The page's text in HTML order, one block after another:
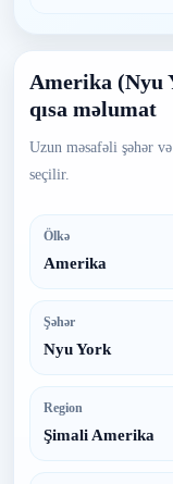
Amerika (Nyu
qısa məlumat
Uzun məsafəli şəhər
seçilir.
Ölkə
Amerika
Şəhər
Nyu York
Region
Şimali Amerika